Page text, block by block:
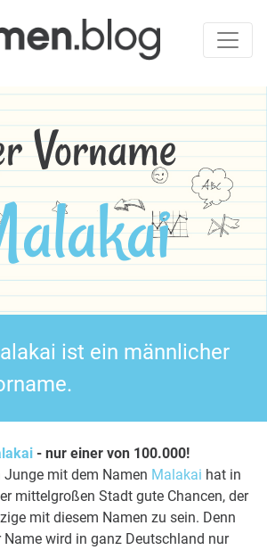
Vorname
ist ein männlicher
- nur einer von 100.000!
Junge mit dem Namen Malakai hat in
mittelgroßen Stadt gute Chancen, der
mit diesem Namen zu sein. Denn
Name wird in ganz Deutschland nur